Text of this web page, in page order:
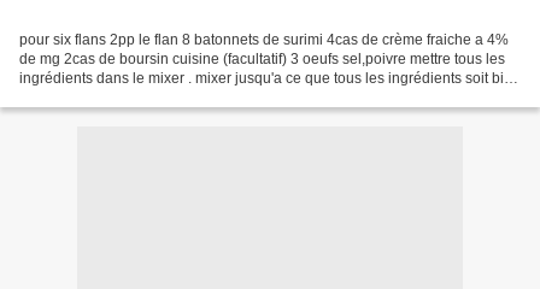
pour six flans 2pp le flan 8 batonnets de surimi 4cas de crème fraiche a 4%
de mg 2cas de boursin cuisine (facultatif) 3 oeufs sel,poivre mettre tous les
ingrédients dans le mixer . mixer jusqu'a ce que tous les ingrédients soit bien